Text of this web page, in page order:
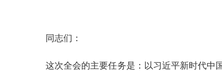
同志们：
这次全会的主要任务是：以习近平新时代中